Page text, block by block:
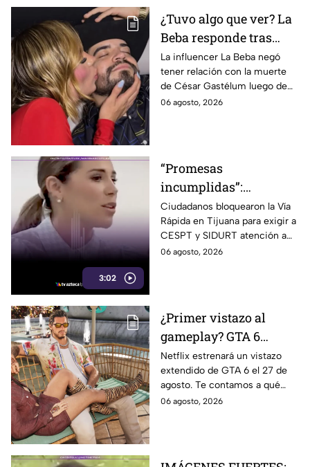
¿Tuvo algo que ver? La
Beba responde tras
señalamientos por la
muerte de César
Gastélum
La influencer La Beba negó
tener relación con la muerte
de César Gastélum luego de
recibir críticas y
06 agosto, 2026
3:02
“Promesas
incumplidas”:
bloquean la Vía Rápida
y reclaman obras
pendientes durante
gobierno de Marina del
Ciudadanos bloquearon la Vía
Rápida en Tijuana para exigir a
CESPT y SIDURT atención a
obras de agua y pavimentación
06 agosto, 2026
¿Primer vistazo al
gameplay? GTA 6
prepara un nuevo
tráiler extendido para
sus fans en Netflix
Netflix estrenará un vistazo
extendido de GTA 6 el 27 de
agosto. Te contamos a qué
hora verlo en Baja California,
06 agosto, 2026